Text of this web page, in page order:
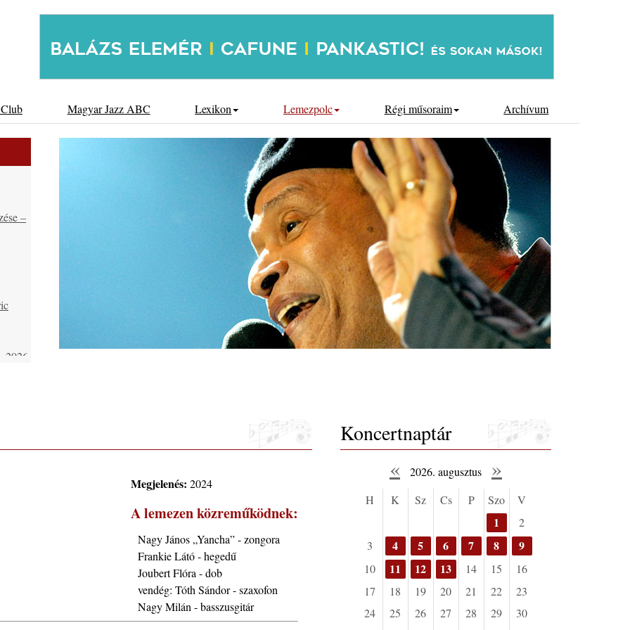
Magyar Jazz ABC Lexikon Lemezpolc Régi műsoraim Archívum
–
Megjelenés: 2024
A lemezen közreműködnek:
Nagy János „Yancha” - zongora
Frankie Látó - hegedű
Joubert Flóra - dob
vendég: Tóth Sándor - szaxofon
Nagy Milán - basszusgitár
Koncertnaptár
« 2026. augusztus »
H K Sz Cs P Szo V
1
2
3
4 5 6 7 8 9
10 11 12 13 14 15
16
17
18 19 20 21 22
23
24
25 26 27 28 29
30